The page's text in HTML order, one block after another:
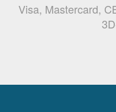
Visa, Mastercard,